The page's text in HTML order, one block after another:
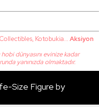
Kotobukia... Aksiyon
dünyasını evinize kadar
yanınızda olmaktadır.
Size Figure by